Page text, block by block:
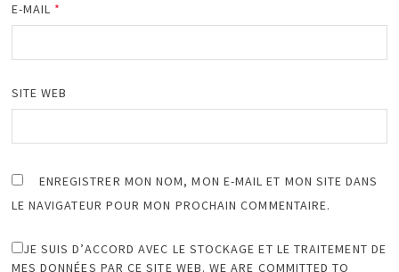
E-MAIL *
SITE WEB
ENREGISTRER MON NOM, MON E-MAIL ET MON SITE DANS
LE NAVIGATEUR POUR MON PROCHAIN COMMENTAIRE.
JE SUIS D’ACCORD AVEC LE STOCKAGE ET LE TRAITEMENT DE
MES DONNÉES PAR CE SITE WEB. WE ARE COMMITTED TO